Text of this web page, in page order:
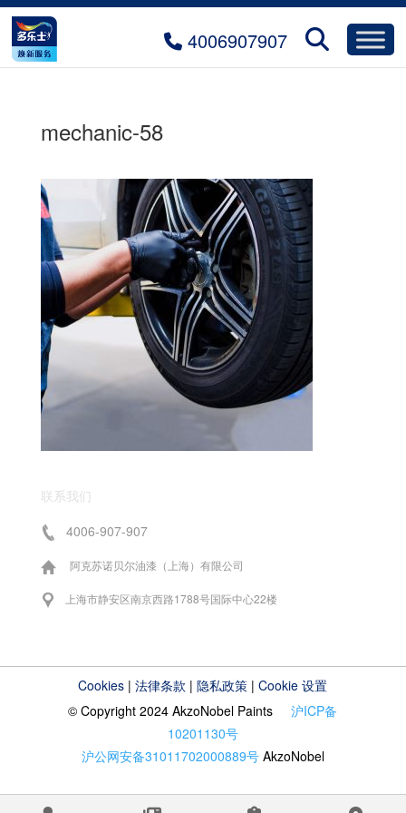
4006907907
mechanic-58
联系我们
4006-907-907
阿克苏诺贝尔油漆（上海）有限公司
上海市静安区南京西路1788号国际中心22楼
Cookies |法律条款 |隐私政策 |Cookie 设置
© Copyright 2024 AkzoNobel Paints沪ICP备
10201130号
沪公网安备31011702000889号 AkzoNobel